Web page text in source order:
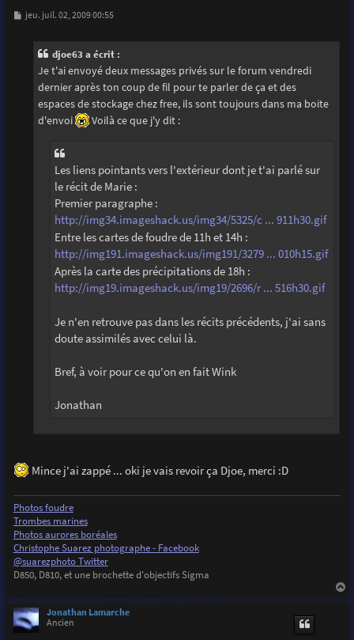
M
jeu. juil. 02, 2009 00:55
djoe63 a écrit :
Je t'ai envoyé deux messages privés sur le forum vendredi
dernier après ton coup de fil pour te parler de ça et des
espaces de stockage chez free, ils sont toujours dans ma boite
d'envoi
Voilà ce que j'y dit :
Les liens pointants vers l'extérieur dont je t'ai parlé sur
le récit de Marie :
Premier paragraphe :
http://img34.imageshack.us/img34/5325/c ... 911h30.gif
Entre les cartes de foudre de 11h et 14h :
http://img191.imageshack.us/img191/3279 ... 010h15.gif
Après la carte des précipitations de 18h :
http://img19.imageshack.us/img19/2696/r ... 516h30.gif
Je n'en retrouve pas dans les récits précédents, j'ai sans
doute assimilés avec celui là.
Bref, à voir pour ce qu'on en fait Wink
Jonathan
Mince j'ai zappé ... oki je vais revoir ça Djoe, merci :D
Photos foudre
Trombes marines
Photos aurores boréales
Christophe Suarez photographe - Facebook
@suarezphoto Twitter
D850, D810, et une brochette d'objectifs Sigma
Jonathan Lamarche
Ancien